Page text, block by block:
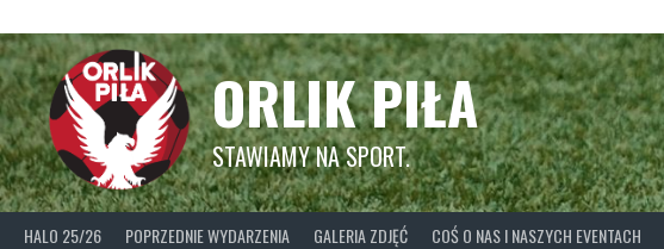
to
content
ORLIK PIŁA
STAWIAMY NA SPORT.
HALO 25/26 POPRZEDNIE WYDARZENIA GALERIA ZDJĘĆ COŚ O NAS I NASZYCH EVENTACH